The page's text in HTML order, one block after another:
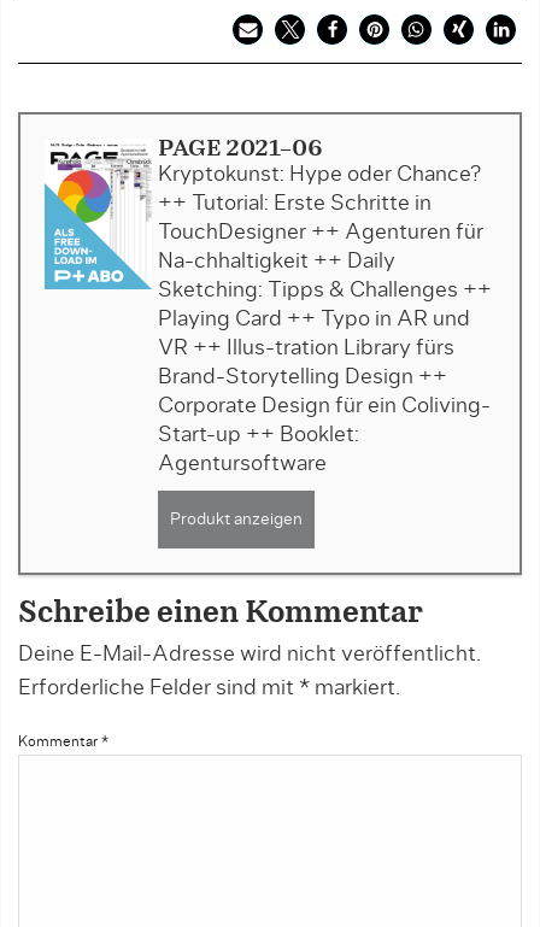
PAGE 2021-06
Kryptokunst: Hype oder Chance?
++ Tutorial: Erste Schritte in
TouchDesigner ++ Agenturen für
Na-chhaltigkeit ++ Daily
Sketching: Tipps & Challenges ++
Playing Card ++ Typo in AR und
VR ++ Illus-tration Library fürs
Brand-Storytelling Design ++
Corporate Design für ein Coliving-
Start-up ++ Booklet:
Agentursoftware
Produkt anzeigen
Schreibe einen Kommentar
Deine E-Mail-Adresse wird nicht veröffentlicht.
Erforderliche Felder sind mit * markiert.
Kommentar *